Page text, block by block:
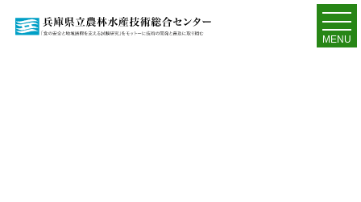
MENU